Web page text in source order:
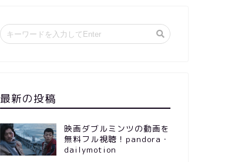
最新の投稿
映画ダブルミンツの動画を
無料フル視聴！pandora・
dailymotion